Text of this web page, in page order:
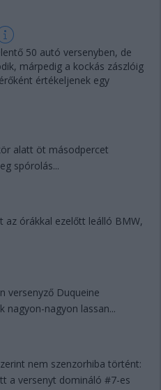
50 autó versenyben, de
márpedig a kockás zászlóig
értékeljenek egy
alatt öt másodpercet
spórolás...
az órákkal ezelőtt leálló BMW,
versenyző Duqueine
nagyon-nagyon lassan...
nem szenzorhiba történt:
a versenyt domináló #7-es